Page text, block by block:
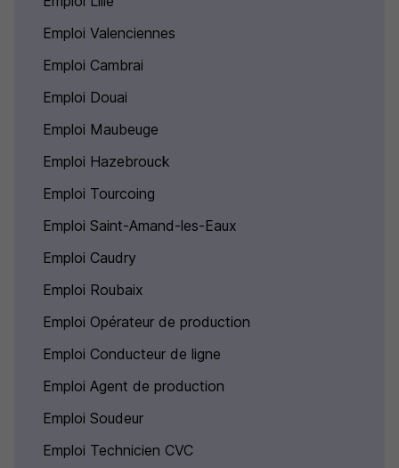
Emploi Valenciennes
Emploi Cambrai
Emploi Douai
Emploi Maubeuge
Emploi Hazebrouck
Emploi Tourcoing
Emploi Saint-Amand-les-Eaux
Emploi Caudry
Emploi Roubaix
Emploi Opérateur de production
Emploi Conducteur de ligne
Emploi Agent de production
Emploi Soudeur
Emploi Technicien CVC